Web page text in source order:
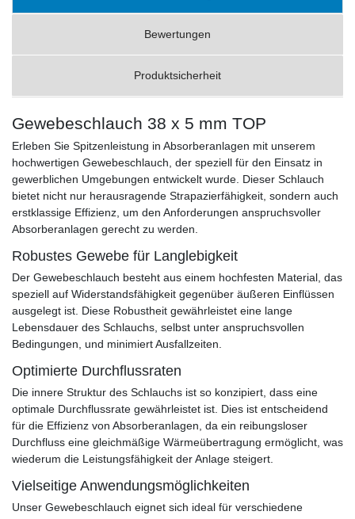
Bewertungen
Produktsicherheit
Gewebeschlauch 38 x 5 mm TOP
Erleben Sie Spitzenleistung in Absorberanlagen mit unserem
hochwertigen Gewebeschlauch, der speziell für den Einsatz in
gewerblichen Umgebungen entwickelt wurde. Dieser Schlauch
bietet nicht nur herausragende Strapazierfähigkeit, sondern auch
erstklassige Effizienz, um den Anforderungen anspruchsvoller
Absorberanlagen gerecht zu werden.
Robustes Gewebe für Langlebigkeit
Der Gewebeschlauch besteht aus einem hochfesten Material, das
speziell auf Widerstandsfähigkeit gegenüber äußeren Einflüssen
ausgelegt ist. Diese Robustheit gewährleistet eine lange
Lebensdauer des Schlauchs, selbst unter anspruchsvollen
Bedingungen, und minimiert Ausfallzeiten.
Optimierte Durchflussraten
Die innere Struktur des Schlauchs ist so konzipiert, dass eine
optimale Durchflussrate gewährleistet ist. Dies ist entscheidend
für die Effizienz von Absorberanlagen, da ein reibungsloser
Durchfluss eine gleichmäßige Wärmeübertragung ermöglicht, was
wiederum die Leistungsfähigkeit der Anlage steigert.
Vielseitige Anwendungsmöglichkeiten
Unser Gewebeschlauch eignet sich ideal für verschiedene